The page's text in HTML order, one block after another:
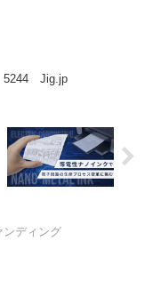
5244 Jig.jp
ンディング